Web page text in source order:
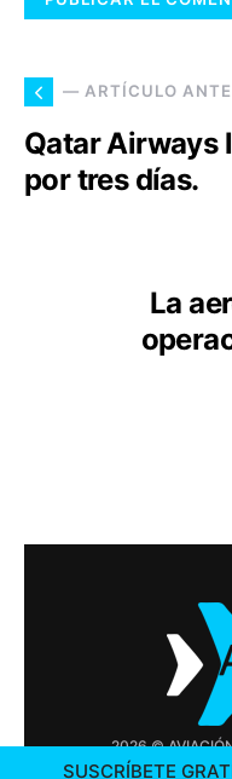
— ARTÍCULO
Qatar Airways
por tres días.
La
2026 ©
SUSCRÍBETE